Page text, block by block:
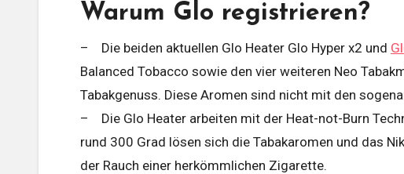
Warum Glo registrieren?
– Die beiden aktuellen Glo Heater Glo Hyper x2 und
Balanced Tobacco sowie den vier weiteren Neo
Tabakgenuss. Diese Aromen sind nicht mit den
– Die Glo Heater arbeiten mit der Heat-not-Burn
rund 300 Grad lösen sich die Tabakaromen und das
der Rauch einer herkömmlichen Zigarette.